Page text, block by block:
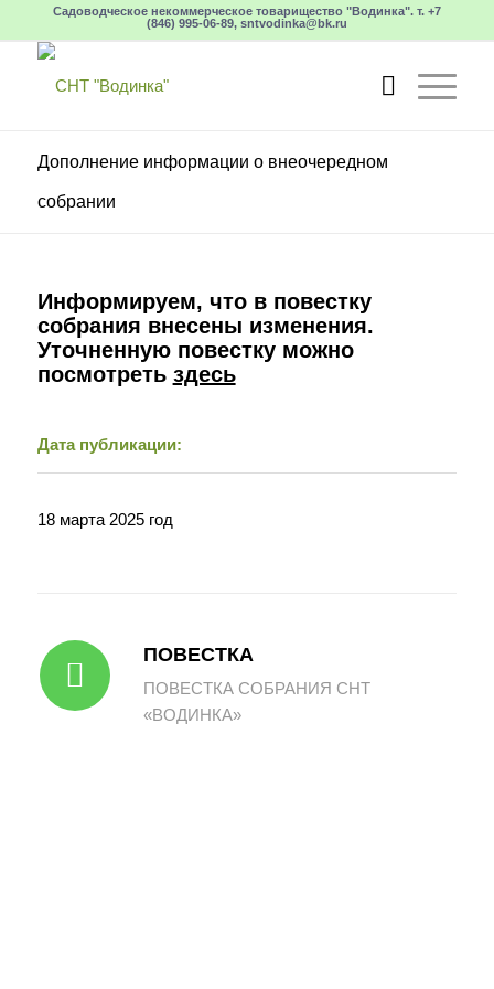
Садоводческое некоммерческое товарищество "Водинка". т. +7
(846) 995-06-89, sntvodinka@bk.ru
Дополнение информации о внеочередном
собрании
Информируем, что в повестку
собрания внесены изменения.
Уточненную повестку можно
посмотреть здесь
Дата публикации:
18 марта 2025 год
ПОВЕСТКА
ПОВЕСТКА СОБРАНИЯ СНТ
«ВОДИНКА»